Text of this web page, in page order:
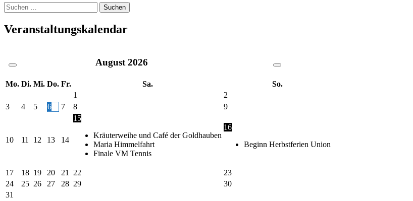
Suche
nach:
Veranstaltungskalendar
August 2026
Mo. Di. Mi. Do. Fr. Sa.
So.
1
2
3
4 5 6 7 8 9
10 11 12 13 14
15
Kräuterweihe und Café der Goldhauben
Maria Himmelfahrt
Finale VM Tennis
16
Beginn Herbstferien Union
17 18 19 20 21 22
23
24
25 26 27 28 29
30
31